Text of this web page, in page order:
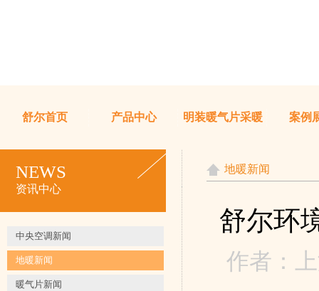
舒尔首页 产品中心 明装暖气片采暖 案例
NEWS
资讯中心
中央空调新闻
地暖新闻
暖气片新闻
地暖新闻
舒尔环
作者：